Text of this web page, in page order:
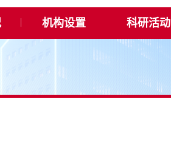
机构设置 科研活动